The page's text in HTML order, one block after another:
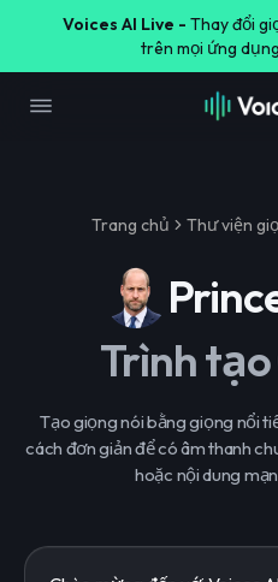
Voices AI Live - Thay đổi
trên mọi ứng
Trang chủ Thư viện
Trình
Tạo giọng nói bằng giọng nổi
cách đơn giản để có âm thanh
hoặc nội dung